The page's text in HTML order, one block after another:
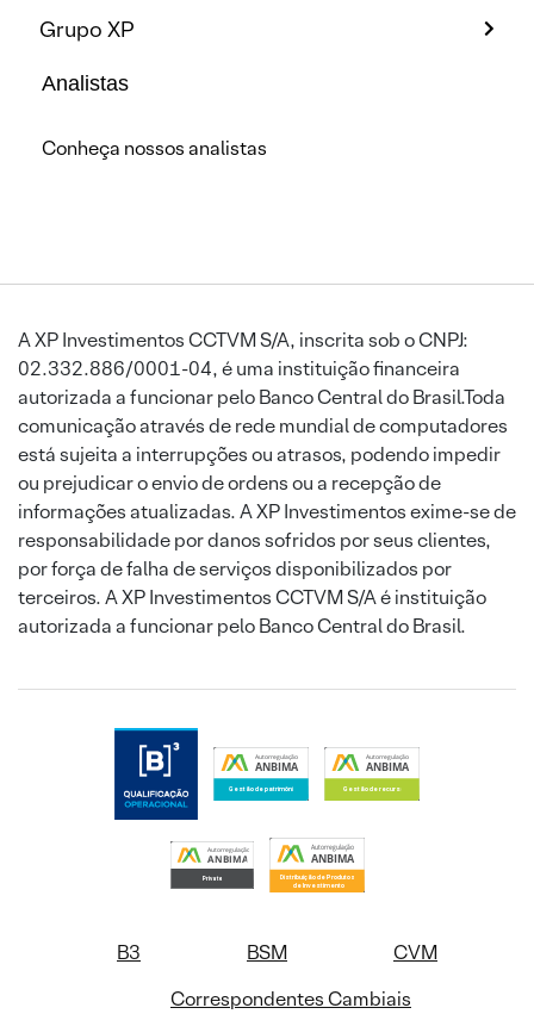
Grupo XP
Analistas
Conheça nossos analistas
A XP Investimentos CCTVM S/A, inscrita sob o CNPJ:
02.332.886/0001-04, é uma instituição financeira
autorizada a funcionar pelo Banco Central do Brasil.Toda
comunicação através de rede mundial de computadores
está sujeita a interrupções ou atrasos, podendo impedir
ou prejudicar o envio de ordens ou a recepção de
informações atualizadas. A XP Investimentos exime-se de
responsabilidade por danos sofridos por seus clientes,
por força de falha de serviços disponibilizados por
terceiros. A XP Investimentos CCTVM S/A é instituição
autorizada a funcionar pelo Banco Central do Brasil.
B3 BSM
CVM
Correspondentes Cambiais